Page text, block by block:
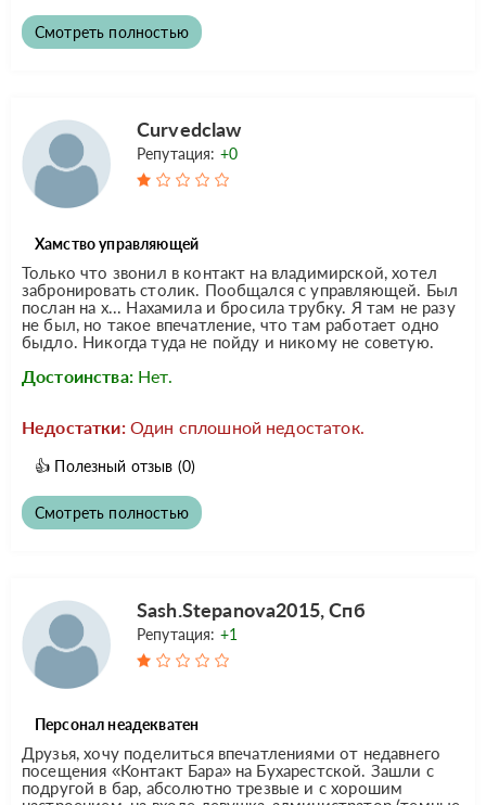
Смотреть полностью
Curvedclaw
Репутация: +0
Хамство управляющей
Только что звонил в контакт на владимирской, хотел
забронировать столик. Пообщался с управляющей. Был
послан на х... Нахамила и бросила трубку. Я там не разу
не был, но такое впечатление, что там работает одно
быдло. Никогда туда не пойду и никому не советую.
Достоинства: Нет.
Недостатки: Один сплошной недостаток.
👍 Полезный отзыв (0)
Смотреть полностью
Sash.Stepanova2015, Спб
Репутация: +1
Персонал неадекватен
Друзья, хочу поделиться впечатлениями от недавнего
посещения «Контакт Бара» на Бухарестской. Зашли с
подругой в бар, абсолютно трезвые и с хорошим